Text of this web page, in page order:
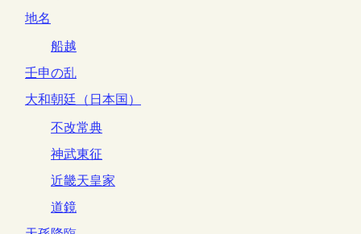
地名
船越
壬申の乱
大和朝廷（日本国）
不改常典
神武東征
近畿天皇家
道鏡